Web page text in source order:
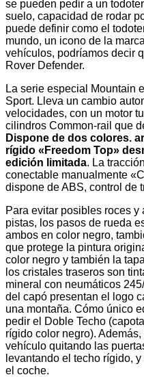
se pueden pedir a un
suelo, capacidad de rodar
puede definir como el
mundo, un icono de la
vehículos, podríamos decir
Rover Defender.
La serie especial Mountain
Sport. Lleva un cambio
velocidades, con un motor
cilindros Common-rail que
Dispone de dos colores.
rígido «Freedom Top»
edición limitada. La
conectable manualmente
dispone de ABS, control de
Para evitar posibles roces
pistas, los pasos de rueda
ambos en color negro,
que protege la pintura
color negro y también la
los cristales traseros son
mineral con neumáticos
del capó presentan el logo
una montaña. Cómo único
pedir el Doble Techo
rígido color negro).
vehículo quitando las
levantando el techo rígido,
el coche.